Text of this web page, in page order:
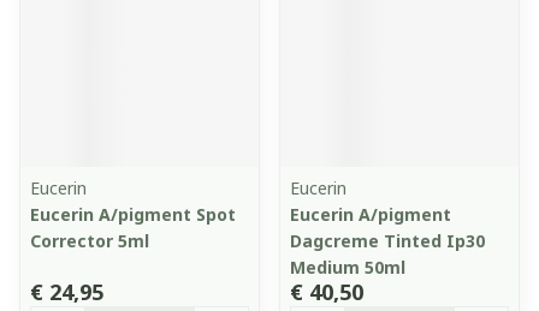
Eucerin
Eucerin A/pigment Spot
Corrector 5ml
€ 24,95
Eucerin
Eucerin A/pigment
Dagcreme Tinted Ip30
Medium 50ml
€ 40,50